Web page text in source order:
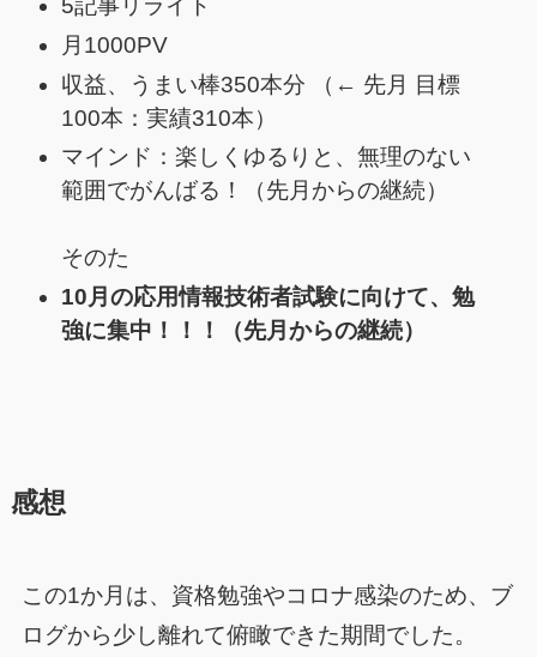
5記事リライト
月1000PV
収益、うまい棒350本分 （← 先月 目標
100本：実績310本）
マインド：楽しくゆるりと、無理のない
範囲でがんばる！（先月からの継続）
そのた
10月の応用情報技術者試験に向けて、勉
強に集中！！！（先月からの継続）
感想
この1か月は、資格勉強やコロナ感染のため、ブ
ログから少し離れて俯瞰できた期間でした。